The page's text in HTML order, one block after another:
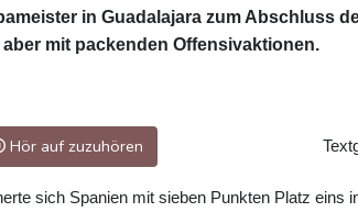
in Guadalajara zum Abschluss
aber mit packenden Offensivaktionen.
Hör auf zuzuhören
sich Spanien mit sieben Punkten Platz eins